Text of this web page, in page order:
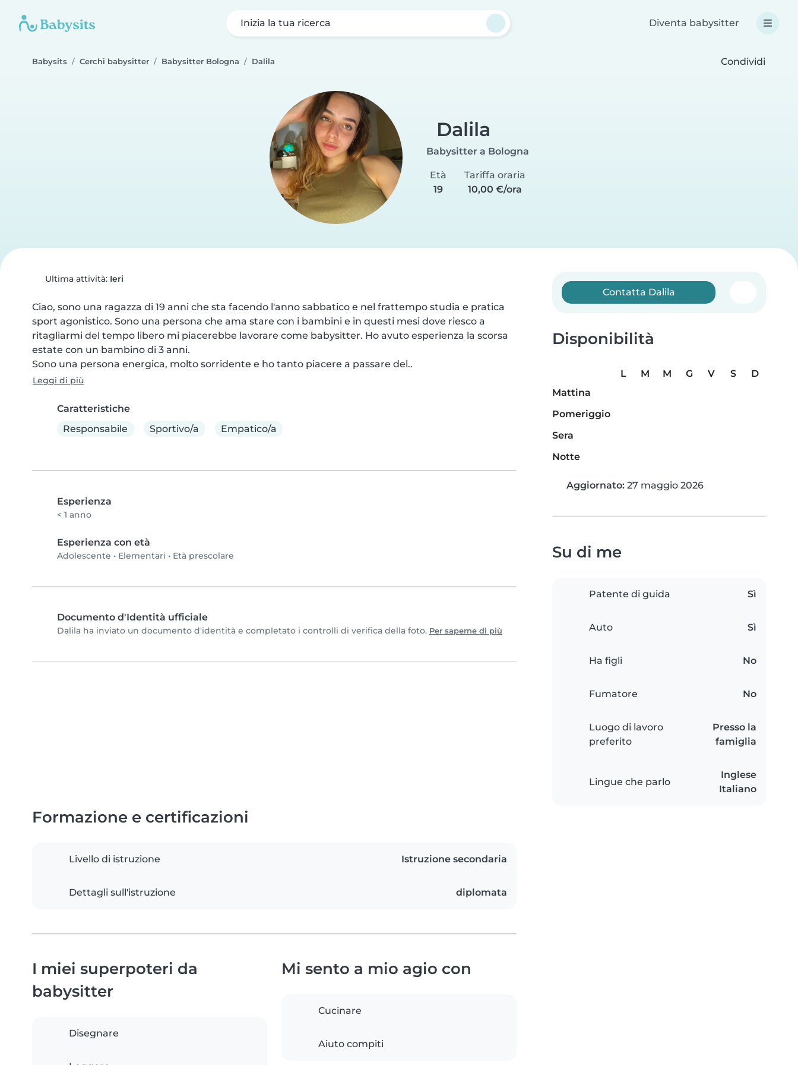
Inizia la tua ricerca Diventa babysitter
Babysits Cerchi babysitter Babysitter Bologna Dalila Condividi
Dalila
Babysitter a Bologna
Età
19
Tariffa oraria
10,00 €/ora
Ultima attività: Ieri
Ciao, sono una ragazza di 19 anni che sta facendo l'anno sabbatico e nel frattempo studia e pratica
sport agonistico. Sono una persona che ama stare con i bambini e in questi mesi dove riesco a
ritagliarmi del tempo libero mi piacerebbe lavorare come babysitter. Ho avuto esperienza la scorsa
estate con un bambino di 3 anni.
Sono una persona energica, molto sorridente e ho tanto piacere a passare del..
Leggi di più
Caratteristiche
Responsabile
Sportivo/a Empatico/a
Esperienza
< 1 anno
Esperienza con età
Adolescente • Elementari • Età prescolare
Documento d'Identità ufficiale
Dalila ha inviato un documento d'identità e completato i controlli di verifica della foto. Per saperne di più
Contatta Dalila
Disponibilità
L M M G V S
D
Mattina
Pomeriggio
Sera
Notte
Aggiornato: 27 maggio 2026
Su di me
Patente di guida Sì
Auto Sì
Ha figli No
Fumatore No
Luogo di lavoro
preferito
Presso la
famiglia
Lingue che parlo
Inglese
Italiano
Formazione e certificazioni
Livello di istruzione Istruzione secondaria
Dettagli sull'istruzione diplomata
I miei superpoteri da
babysitter
Disegnare
Mi sento a mio agio con
Cucinare
Aiuto compiti